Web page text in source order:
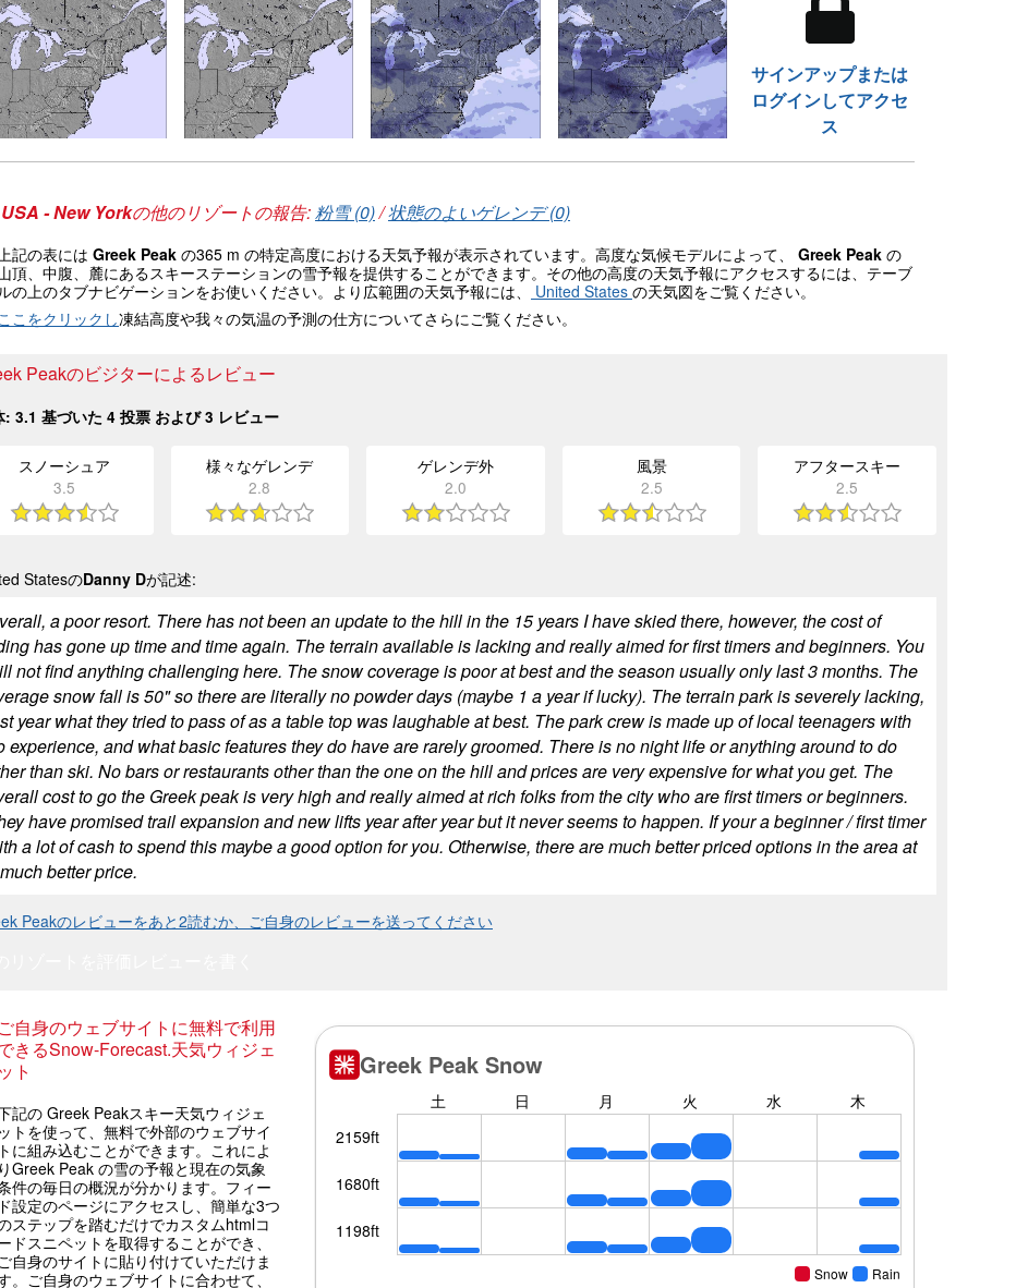
サインアップまたは
ログインしてアクセ
ス
USA - New Yorkの他のリゾートの報告:粉雪 (0)/状態のよいゲレンデ (0)
記の表には Greek Peak の365 m の特定高度における天気予報が表示されています。高度な気候モデルによって、 Greek Peak の
頂、中腹、麓にあるスキーステーションの雪予報を提供することができます。その他の高度の天気予報にアクセスするには、テーブ
の上のタブナビゲーションをお使いください。より広範囲の天気予報には、
United States の天気図をご覧ください。
こをクリックし凍結高度や我々の気温の予測の仕方についてさらにご覧ください。
Peakのビジターによるレビュー
: 3.1 基づいた 4 投票 および3 レビュー
スノーシュア
3.5
様々なゲレンデ
2.8
ゲレンデ外
2.0
風景
2.5
アフタースキー
2.5
StatesのDanny Dが記述:
a poor resort. There has not been an update to the hill in the 15 years I have skied there, however, the cost of
has gone up time and time again. The terrain available is lacking and really aimed for first timers and beginners. You
not find anything challenging here. The snow coverage is poor at best and the season usually only last 3 months. The
snow fall is 50" so there are literally no powder days (maybe 1 a year if lucky). The terrain park is severely lacking,
year what they tried to pass of as a table top was laughable at best. The park crew is made up of local teenagers with
experience, and what basic features they do have are rarely groomed. There is no night life or anything around to do
than ski. No bars or restaurants other than the one on the hill and prices are very expensive for what you get. The
cost to go the Greek peak is very high and really aimed at rich folks from the city who are first timers or beginners.
have promised trail expansion and new lifts year after year but it never seems to happen. If your a beginner / first timer
a lot of cash to spend this maybe a good option for you. Otherwise, there are much better priced options in the area at
better price.
Peakのレビューをあと2読むか、ご自身のレビューを送ってください
ご自身のウェブサイトに無料で利用
きるSnow-Forecast.天気ウィジェ
ット
記の Greek Peakスキー天気ウィジェ
ットを使って、無料で外部のウェブサイ
トに組み込むことができます。これによ
りGreek Peak の雪の予報と現在の気象
件の毎日の概況が分かります。フィー
ド設定のページにアクセスし、簡単な3つ
ステップを踏むだけでカスタムhtmlコ
ドスニペットを取得することができ、
自身のサイトに貼り付けていただけま
。ご自身のウェブサイトに合わせて、